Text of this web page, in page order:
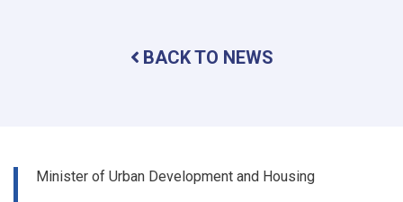
of
BACK TO NEWS
Minister of Urban Development and Housing